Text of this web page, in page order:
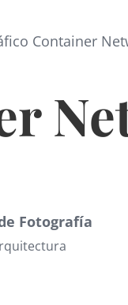
Container
Fotografía